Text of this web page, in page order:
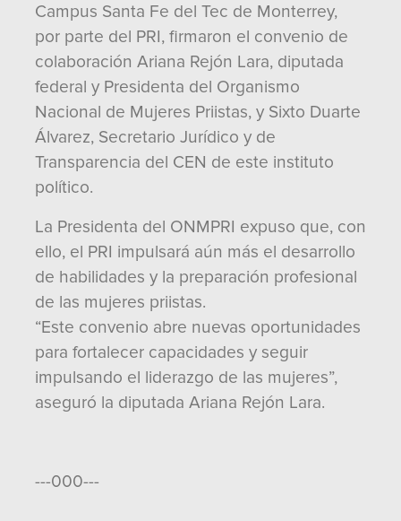
Campus Santa Fe del Tec de Monterrey,
por parte del PRI, firmaron el convenio de
colaboración Ariana Rejón Lara, diputada
federal y Presidenta del Organismo
Nacional de Mujeres Priistas, y Sixto Duarte
Álvarez, Secretario Jurídico y de
Transparencia del CEN de este instituto
político.
La Presidenta del ONMPRI expuso que, con
ello, el PRI impulsará aún más el desarrollo
de habilidades y la preparación profesional
de las mujeres priistas.
“Este convenio abre nuevas oportunidades
para fortalecer capacidades y seguir
impulsando el liderazgo de las mujeres”,
aseguró la diputada Ariana Rejón Lara.
---000---